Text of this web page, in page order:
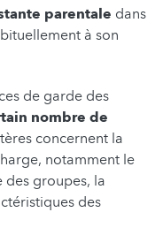
parentale dans
à son
de garde des
nombre de
concernent la
notamment le
groupes, la
des